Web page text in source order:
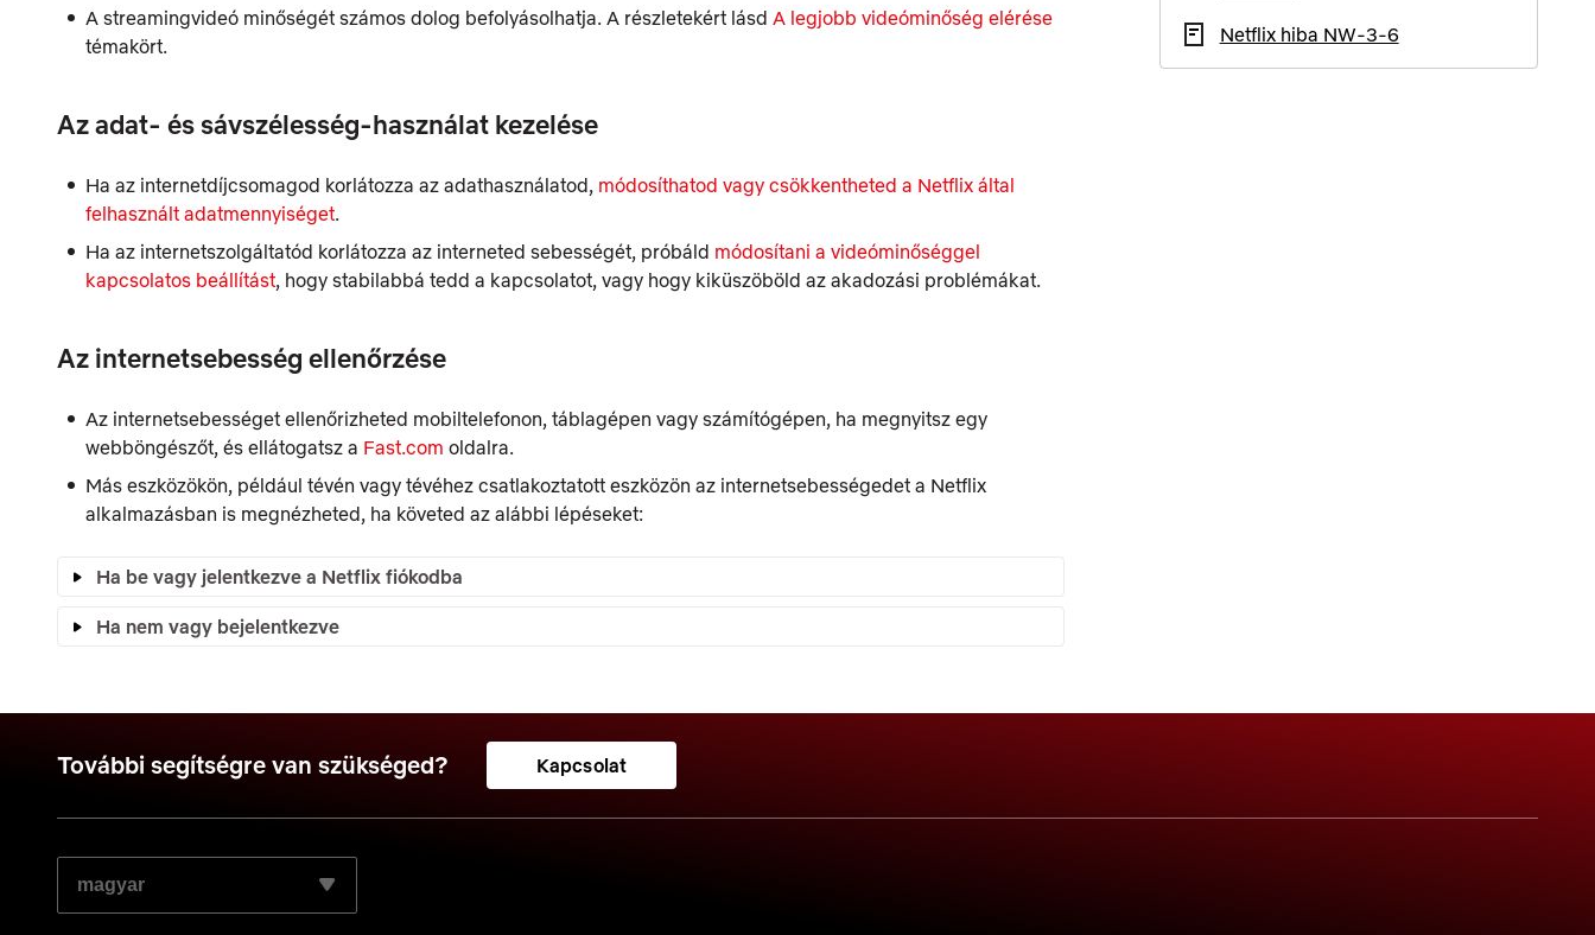
A streamingvideó minőségét számos dolog befolyásolhatja. A részletekért lásd A legjobb videóminőség elérése
témakört.
Az adat- és sávszélesség-használat kezelése
Ha az internetdíjcsomagod korlátozza az adathasználatod, módosíthatod vagy csökkentheted a Netflix által
felhasznált adatmennyiséget.
Ha az internetszolgáltatód korlátozza az interneted sebességét, próbáld módosítani a videóminőséggel
kapcsolatos beállítást, hogy stabilabbá tedd a kapcsolatot, vagy hogy kiküszöböld az akadozási problémákat.
Az internetsebesség ellenőrzése
Az internetsebességet ellenőrizheted mobiltelefonon, táblagépen vagy számítógépen, ha megnyitsz egy
webböngészőt, és ellátogatsz a Fast.com oldalra.
Más eszközökön, például tévén vagy tévéhez csatlakoztatott eszközön az internetsebességedet a Netflix
alkalmazásban is megnézheted, ha követed az alábbi lépéseket:
Ha be vagy jelentkezve a Netflix fiókodba
Ha nem vagy bejelentkezve
Netflix hiba NW-3-6
További segítségre van szükséged? Kapcsolat
VÁLASZD KI A KÍVÁNT NYELVET: